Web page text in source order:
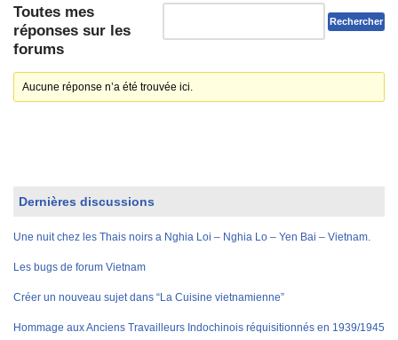
Toutes mes
réponses sur les
forums
Aucune réponse n’a été trouvée ici.
Dernières discussions
Une nuit chez les Thais noirs a Nghia Loi – Nghia Lo – Yen Bai – Vietnam.
Les bugs de forum Vietnam
Créer un nouveau sujet dans “La Cuisine vietnamienne”
Hommage aux Anciens Travailleurs Indochinois réquisitionnés en 1939/1945